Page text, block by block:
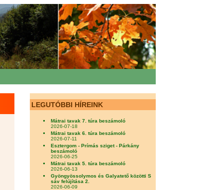
LEGUTÓBBI HÍREINK
Mátrai tavak 7. túra beszámoló
2026-07-18
Mátrai tavak 6. túra beszámoló
2026-07-11
Esztergom - Prímás sziget - Párkány
beszámoló
2026-06-25
Mátrai tavak 5. túra beszámoló
2026-06-13
Gyöngyössolymos és Galyatető közötti S
sáv felújítása 2.
2026-06-09